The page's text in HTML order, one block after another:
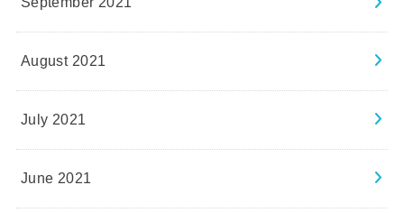
August 2021
July 2021
June 2021